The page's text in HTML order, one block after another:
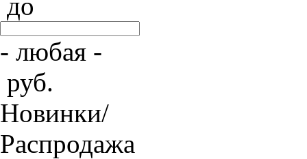
- любая -
руб.
Новинки/
Распродажа